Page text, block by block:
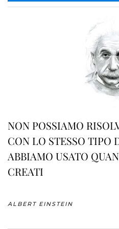
NON POSSIAMO
CON LO STESSO TIPO
ABBIAMO USATO
CREATI
ALBERT EINSTEIN